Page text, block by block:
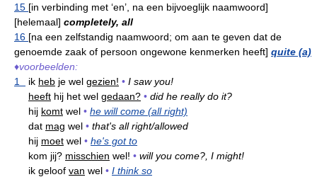
15 [in verbinding met ‘en’, na een bijvoeglijk naamwoord]
[helemaal] completely, all
16 [na een zelfstandig naamwoord; om aan te geven dat de
genoemde zaak of persoon ongewone kenmerken heeft] quite (a)
♦voorbeelden:
1
ik heb je wel gezien! • I saw you!
heeft hij het wel gedaan? • did he really do it?
hij komt wel • he will come (all right)
dat mag wel • that's all right/allowed
hij moet wel • he's got to
kom jij? misschien wel! • will you come?, I might!
ik geloof van wel • I think so